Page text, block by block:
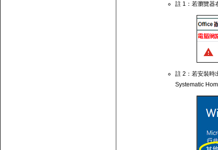
註 1：若瀏覽器
註 2：若安裝時
Systematic